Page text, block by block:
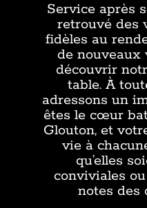
Service après
retrouvé des
fidèles au
de nouveaux
découvrir
table. À
adressons un
êtes le cœur
Glouton, et
vie à
qu’elles
conviviales
notes des